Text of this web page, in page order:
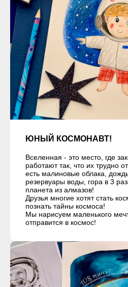
ЮНЫЙ КОСМОНАВТ!
Вселенная - это место, где
работают так, что их трудно
есть малиновые облака, дождь
резервуары воды, гора в 3
планета из алмазов!
Друзья многие хотят стать
познать тайны космоса!
Мы нарисуем маленького
отправится в космос!